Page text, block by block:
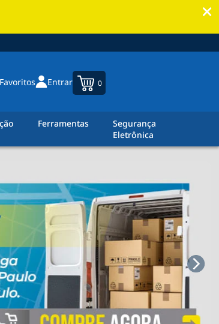
Favoritos Entrar 0
Ferramentas
Segurança
Eletrônica